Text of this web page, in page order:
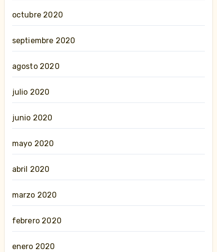
octubre 2020
septiembre 2020
agosto 2020
julio 2020
junio 2020
mayo 2020
abril 2020
marzo 2020
febrero 2020
enero 2020